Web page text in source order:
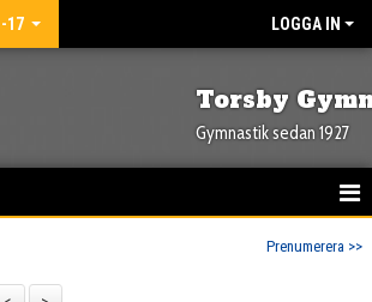
-17 LOGGA IN
Torsby
Gymnastik sedan 1927
Prenumerera >>